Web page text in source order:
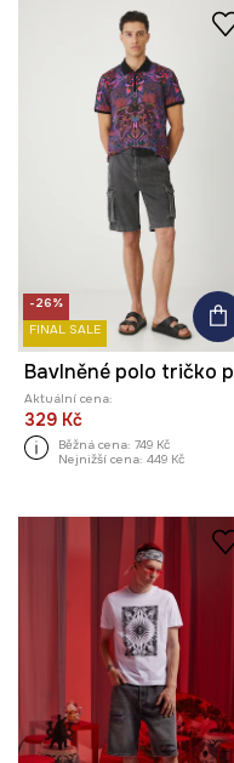
-26%
FINAL SALE
Aktuální cena:
329 Kč
Běžná cena: 749 Kč
Nejnižší cena: 449 Kč